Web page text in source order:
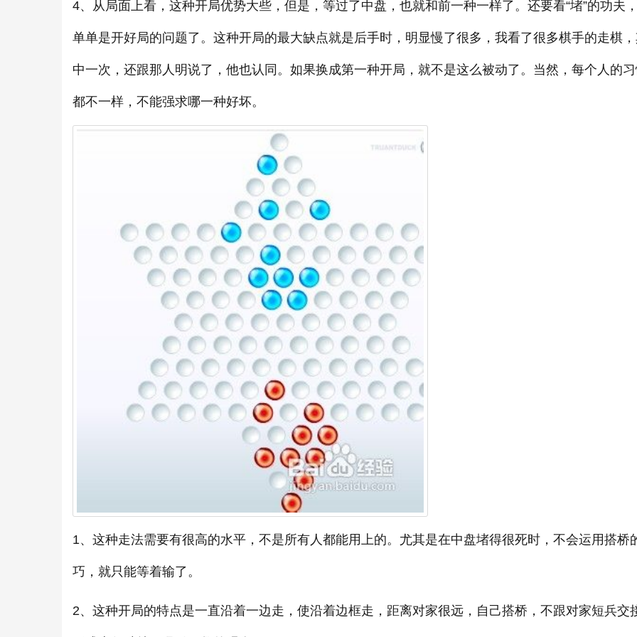
4、从局面上看，这种开局优势大些，但是，等过了中盘，也就和前一种一样了。还要看“堵”的功夫
单单是开好局的问题了。这种开局的最大缺点就是后手时，明显慢了很多，我看了很多棋手的走棋
中一次，还跟那人明说了，他也认同。如果换成第一种开局，就不是这么被动了。当然，每个人的
都不一样，不能强求哪一种好坏。
1、这种走法需要有很高的水平，不是所有人都能用上的。尤其是在中盘堵得很死时，不会运用搭桥
巧，就只能等着输了。
2、这种开局的特点是一直沿着一边走，使沿着边框走，距离对家很远，自己搭桥，不跟对家短兵交